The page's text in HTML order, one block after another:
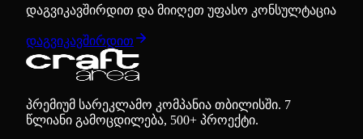
დაგვიკავშირდით და მიიღეთ უფასო კონსულტაცია
დაგვიკავშირდით
პრემიუმ სარეკლამო კომპანია თბილისში. 7
წლიანი გამოცდილება, 500+ პროექტი.